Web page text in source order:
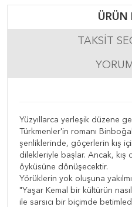
ÜRÜN
TAKSIT
Yüzyıllarca yerleşik düzene
Türkmenler'in romanı
şenliklerinde, göçerlerin kış
dilekleriyle başlar. Ancak, kış
öyküsüne dönüşecektir.
Yörüklerin yok oluşuna
"Yaşar Kemal bir kültürün
ile sarsıcı bir biçimde